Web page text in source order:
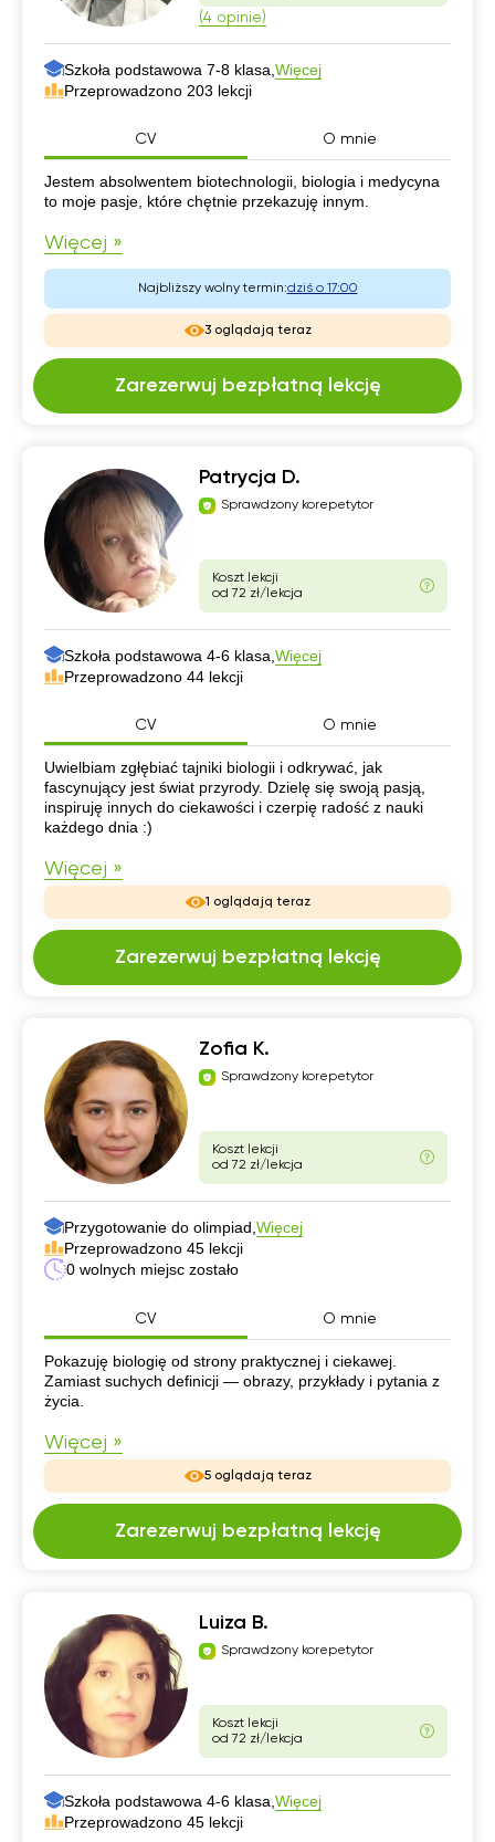
(4 opinie)
Szkoła podstawowa 7-8 klasa, Więcej
Przeprowadzono 203 lekcji
CV O mnie
CV
Jestem absolwentem biotechnologii, biologia i medycyna
to moje pasje, które chętnie przekazuję innym.
Więcej »
Najbliższy wolny termin:dziś o 17:00
3 oglądają teraz
Zarezerwuj bezpłatną lekcję
Patrycja D.
Sprawdzony korepetytor
Koszt lekcji
od 72 zł/lekcja
Szkoła podstawowa 4-6 klasa, Więcej
Przeprowadzono 44 lekcji
CV O mnie
CV
Uwielbiam zgłębiać tajniki biologii i odkrywać, jak
fascynujący jest świat przyrody. Dzielę się swoją pasją,
inspiruję innych do ciekawości i czerpię radość z nauki
każdego dnia :)
Więcej »
1 oglądają teraz
Zarezerwuj bezpłatną lekcję
Zofia K.
Sprawdzony korepetytor
Koszt lekcji
od 72 zł/lekcja
Przygotowanie do olimpiad, Więcej
Przeprowadzono 45 lekcji
0 wolnych miejsc zostało
CV O mnie
CV
Pokazuję biologię od strony praktycznej i ciekawej.
Zamiast suchych definicji — obrazy, przykłady i pytania z
życia.
Więcej »
5 oglądają teraz
Zarezerwuj bezpłatną lekcję
Luiza B.
Sprawdzony korepetytor
Koszt lekcji
od 72 zł/lekcja
Szkoła podstawowa 4-6 klasa, Więcej
Przeprowadzono 45 lekcji